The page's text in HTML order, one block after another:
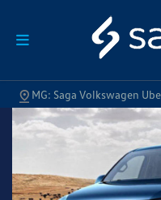
MG: Saga Volkswagen